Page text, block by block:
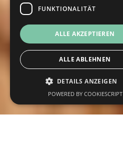
FUNKTIONALITÄT
ALLE AKZEPTIEREN
ALLE ABLEHNEN
DETAILS ANZEIGEN
POWERED BY COOKIESCRIPT